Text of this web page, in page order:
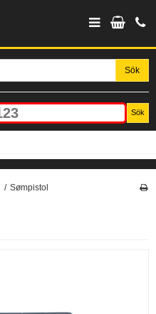
Sök
Sök
/ Sømpistol